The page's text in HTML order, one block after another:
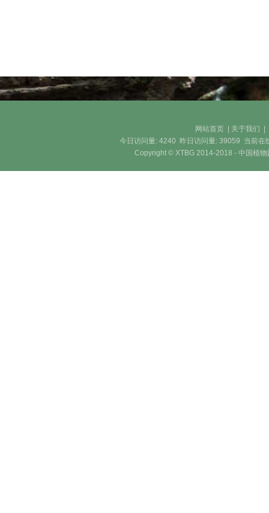
网站首页 关于我们
今日访问量:4240 昨日访问量:39059 当前在
Copyright © XTBG 2014-2018 - 中国